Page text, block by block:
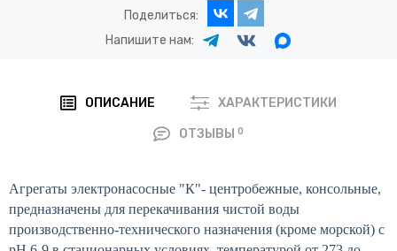
Поделиться:
Напишите нам:
ОПИСАНИЕ ХАРАКТЕРИСТИКИ
ОТЗЫВЫ 0
Агрегаты электронасосные "К"- центробежные, консольные,
предназначены для перекачивания чистой воды
производственно-технического назначения (кроме морской) с